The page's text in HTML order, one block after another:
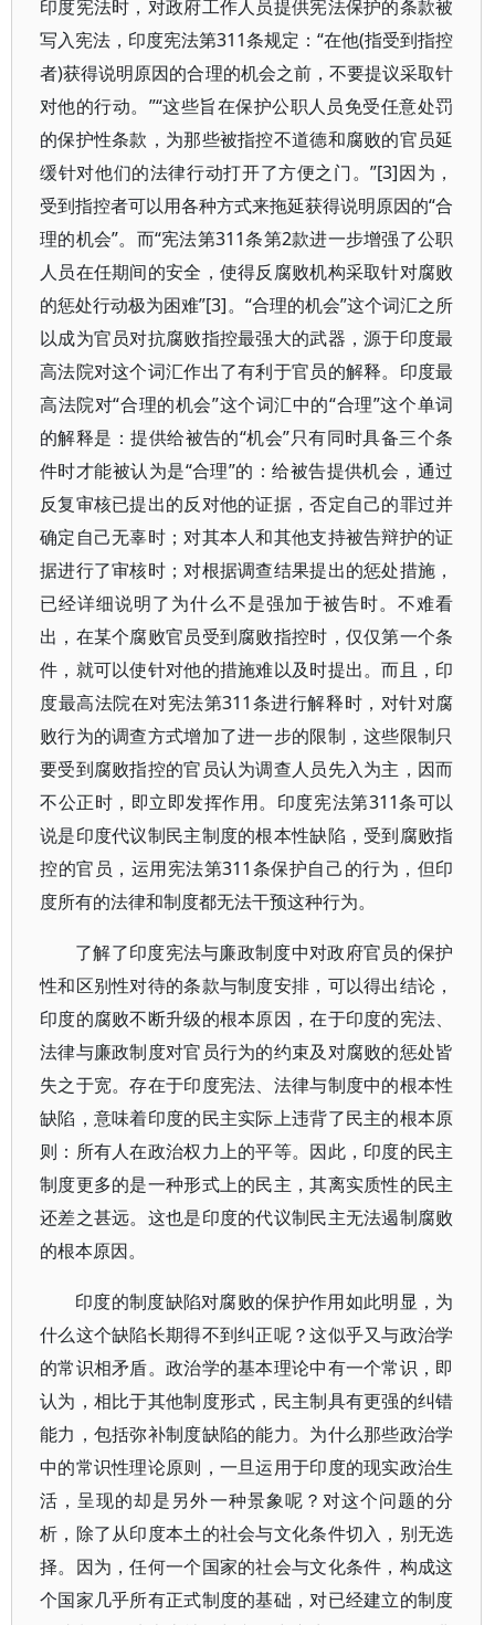
印度宪法时，对政府工作人员提供宪法保护的条款被
写入宪法，印度宪法第311条规定：“在他(指受到指控
者)获得说明原因的合理的机会之前，不要提议采取针
对他的行动。”“这些旨在保护公职人员免受任意处罚
的保护性条款，为那些被指控不道德和腐败的官员延
缓针对他们的法律行动打开了方便之门。”[3]因为，
受到指控者可以用各种方式来拖延获得说明原因的“合
理的机会”。而“宪法第311条第2款进一步增强了公职
人员在任期间的安全，使得反腐败机构采取针对腐败
的惩处行动极为困难”[3]。“合理的机会”这个词汇之所
以成为官员对抗腐败指控最强大的武器，源于印度最
高法院对这个词汇作出了有利于官员的解释。印度最
高法院对“合理的机会”这个词汇中的“合理”这个单词
的解释是：提供给被告的“机会”只有同时具备三个条
件时才能被认为是“合理”的：给被告提供机会，通过
反复审核已提出的反对他的证据，否定自己的罪过并
确定自己无辜时；对其本人和其他支持被告辩护的证
据进行了审核时；对根据调查结果提出的惩处措施，
已经详细说明了为什么不是强加于被告时。不难看
出，在某个腐败官员受到腐败指控时，仅仅第一个条
件，就可以使针对他的措施难以及时提出。而且，印
度最高法院在对宪法第311条进行解释时，对针对腐
败行为的调查方式增加了进一步的限制，这些限制只
要受到腐败指控的官员认为调查人员先入为主，因而
不公正时，即立即发挥作用。印度宪法第311条可以
说是印度代议制民主制度的根本性缺陷，受到腐败指
控的官员，运用宪法第311条保护自己的行为，但印
度所有的法律和制度都无法干预这种行为。
了解了印度宪法与廉政制度中对政府官员的保护
性和区别性对待的条款与制度安排，可以得出结论，
印度的腐败不断升级的根本原因，在于印度的宪法、
法律与廉政制度对官员行为的约束及对腐败的惩处皆
失之于宽。存在于印度宪法、法律与制度中的根本性
缺陷，意味着印度的民主实际上违背了民主的根本原
则：所有人在政治权力上的平等。因此，印度的民主
制度更多的是一种形式上的民主，其离实质性的民主
还差之甚远。这也是印度的代议制民主无法遏制腐败
的根本原因。
印度的制度缺陷对腐败的保护作用如此明显，为
什么这个缺陷长期得不到纠正呢？这似乎又与政治学
的常识相矛盾。政治学的基本理论中有一个常识，即
认为，相比于其他制度形式，民主制具有更强的纠错
能力，包括弥补制度缺陷的能力。为什么那些政治学
中的常识性理论原则，一旦运用于印度的现实政治生
活，呈现的却是另外一种景象呢？对这个问题的分
析，除了从印度本土的社会与文化条件切入，别无选
择。因为，任何一个国家的社会与文化条件，构成这
个国家几乎所有正式制度的基础，对已经建立的制度